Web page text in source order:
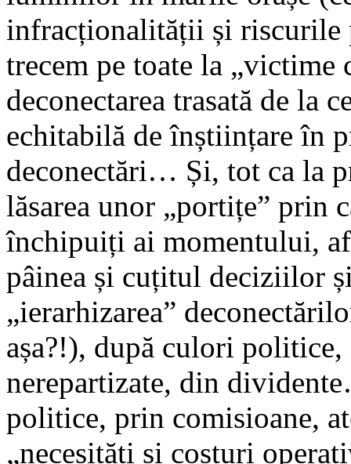
infracționalității și riscurile
trecem pe toate la
deconectarea trasată de la
echitabilă de înștiințare în
deconectări… Și, tot ca la
lăsarea unor „portițe” prin
închipuiți ai momentului,
pâinea și cuțitul deciziilor
„ierarhizarea”
așa?!), după culori
nerepartizate, din
politice, prin comisioane,
„necesități și costuri